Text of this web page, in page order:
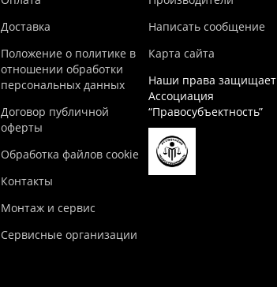
Доставка
Положение о политике в
отношении обработки
персональных данных
Договор публичной
оферты
Обработка файлов cookie
Контакты
Монтаж и сервис
Сервисные организации
Написать сообщение
Карта сайта
Наши права защищает
Ассоциация
“Правосубъектность”